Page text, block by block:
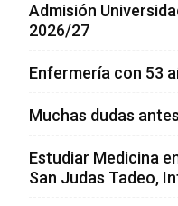
Admisión
2026/27
Enfermería con 53
Muchas dudas
Estudiar Medicina
San Judas Tadeo,